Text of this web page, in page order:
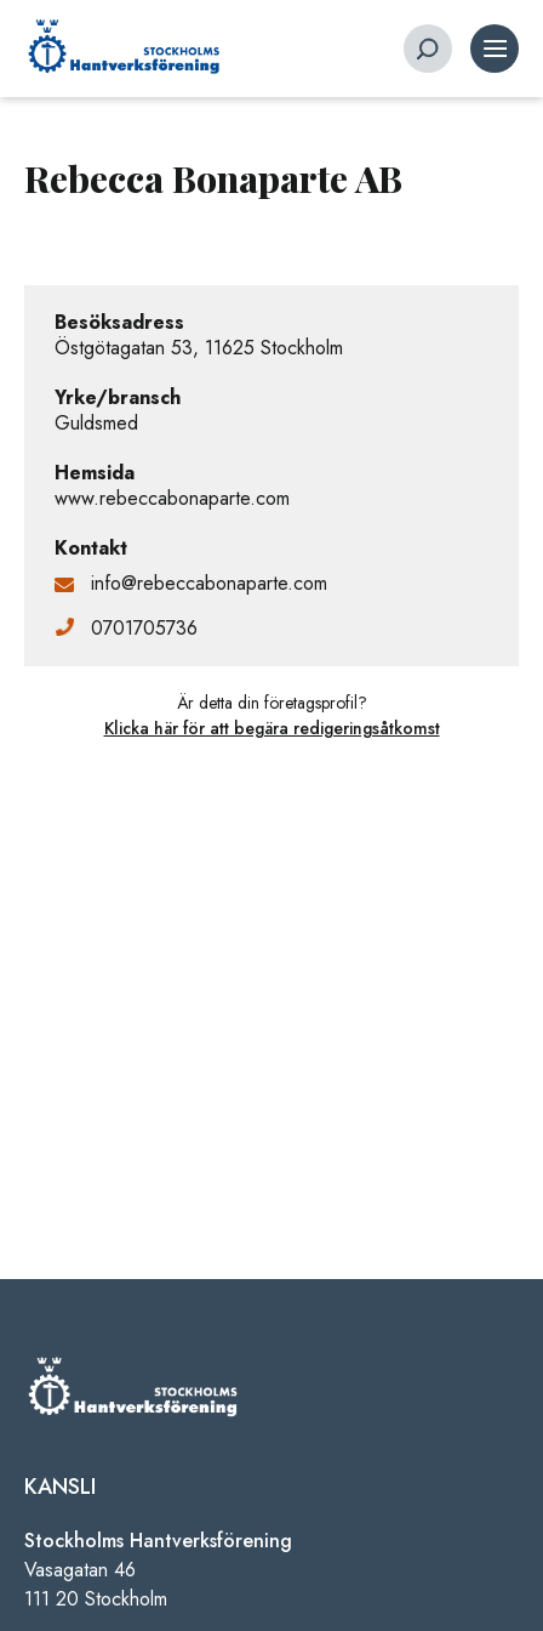
Rebecca Bonaparte AB
Besöksadress
Östgötagatan 53, 11625 Stockholm
Yrke/bransch
Guldsmed
Hemsida
www.rebeccabonaparte.com
Kontakt
info@rebeccabonaparte.com
0701705736
Är detta din företagsprofil?
Klicka här för att begära redigeringsåtkomst
KANSLI
Stockholms Hantverksförening
Vasagatan 46
111 20 Stockholm